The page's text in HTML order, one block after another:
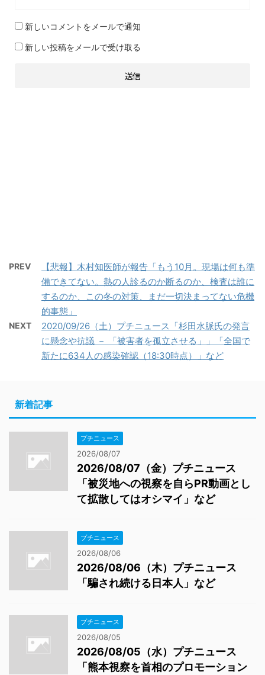
新しいコメントをメールで通知
新しい投稿をメールで受け取る
PREV
【悲報】木村知医師が報告「もう10月。現場は何も準
備できてない。熱の人診るのか断るのか、検査は誰に
するのか、この冬の対策、まだ一切決まってない危機
的事態」
NEXT
2020/09/26（土）プチニュース「杉田水脈氏の発言
に懸念や抗議 － 「被害者を孤立させる」」「全国で
新たに634人の感染確認（18:30時点）」など
新着記事
プチニュース
2026/08/07
2026/08/07（金）プチニュース
「被災地への視察を自らPR動画とし
て拡散してはオシマイ」など
プチニュース
2026/08/06
2026/08/06（木）プチニュース
「騙され続ける日本人」など
プチニュース
2026/08/05
2026/08/05（水）プチニュース
「熊本視察を首相のプロモーション